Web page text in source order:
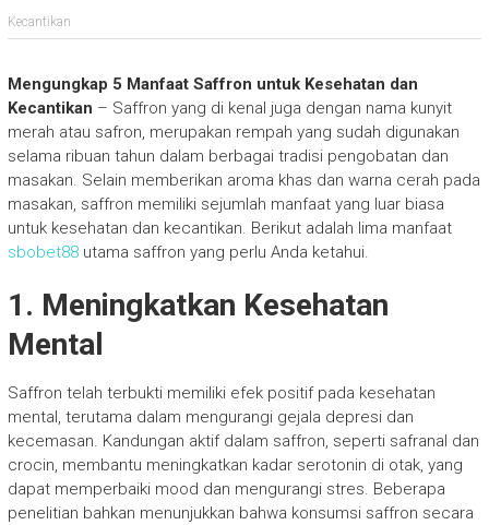
Kecantikan
Mengungkap 5 Manfaat Saffron untuk Kesehatan dan
Kecantikan – Saffron yang di kenal juga dengan nama kunyit
merah atau safron, merupakan rempah yang sudah digunakan
selama ribuan tahun dalam berbagai tradisi pengobatan dan
masakan. Selain memberikan aroma khas dan warna cerah pada
masakan, saffron memiliki sejumlah manfaat yang luar biasa
untuk kesehatan dan kecantikan. Berikut adalah lima manfaat
sbobet88utama saffron yang perlu Anda ketahui.
1. Meningkatkan Kesehatan
Mental
Saffron telah terbukti memiliki efek positif pada kesehatan
mental, terutama dalam mengurangi gejala depresi dan
kecemasan. Kandungan aktif dalam saffron, seperti safranal dan
crocin, membantu meningkatkan kadar serotonin di otak, yang
dapat memperbaiki mood dan mengurangi stres. Beberapa
penelitian bahkan menunjukkan bahwa konsumsi saffron secara